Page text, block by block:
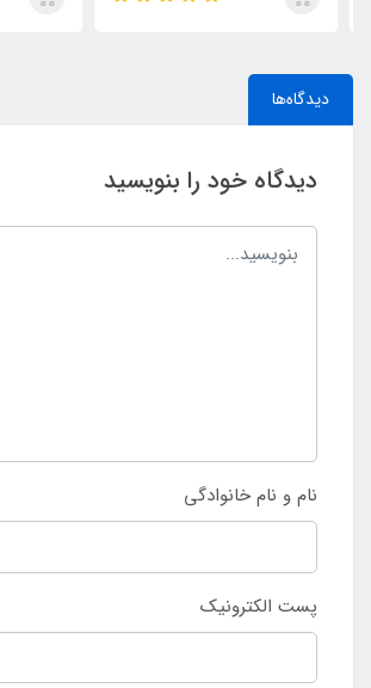
دیدگاه‌ها
دیدگاه خود را بنویسید
نام و نام خانوادگی
پست الکترونیک